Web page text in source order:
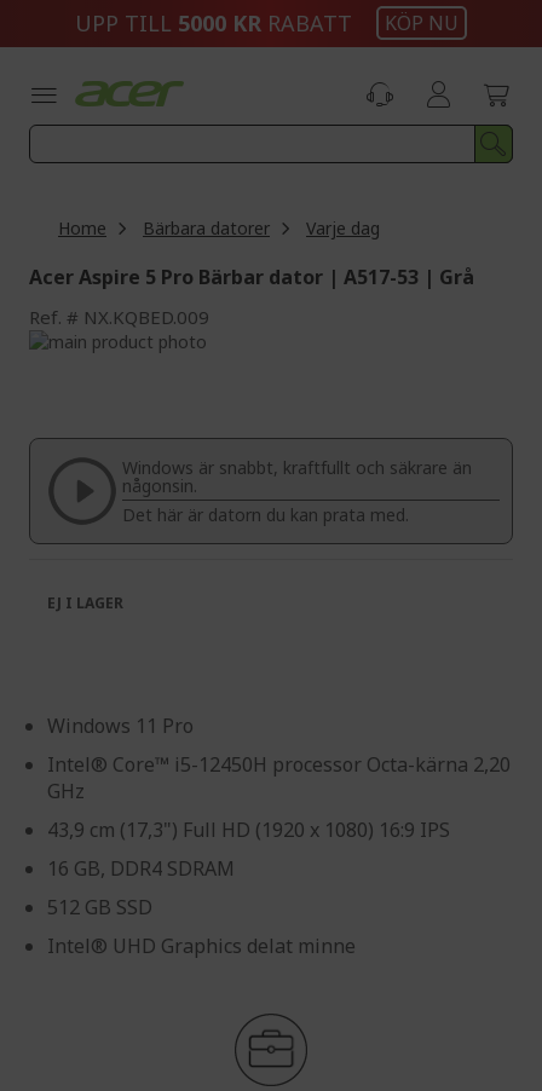
UPP TILL 5000 KR RABATT KÖP NU
Home Bärbara datorer Varje dag
Acer Aspire 5 Pro Bärbar dator | A517-53 | Grå
Ref. NX.KQBED.009
Skip
of
images
gallery
beginning
the
images
gallery
Windows är snabbt, kraftfullt och säkrare än
någonsin.
Det här är datorn du kan prata med.
Windows 11 Pro
Intel® Core™ i5-12450H processor Octa-kärna 2,20
GHz
43,9 cm (17,3") Full HD (1920 x 1080) 16:9 IPS
16 GB, DDR4 SDRAM
512 GB SSD
Intel® UHD Graphics delat minne
EJ I LAGER